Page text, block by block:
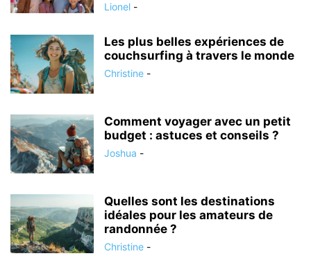
Lionel -
Les plus belles expériences de
couchsurfing à travers le monde
Christine -
Comment voyager avec un petit
budget : astuces et conseils ?
Joshua -
Quelles sont les destinations
idéales pour les amateurs de
randonnée ?
Christine -